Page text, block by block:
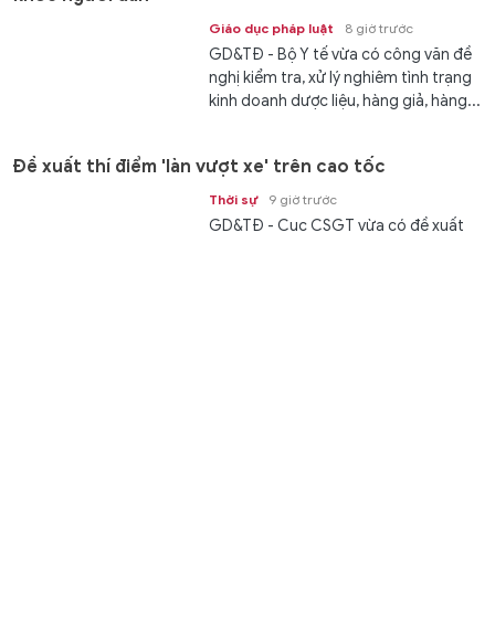
Giáo dục pháp luật 8 giờ trước
GD&TĐ - Bộ Y tế vừa có công văn đề
nghị kiểm tra, xử lý nghiêm tình trạng
kinh doanh dược liệu, hàng giả, hàng...
Đề xuất thí điểm 'làn vượt xe' trên cao tốc
Thời sự 9 giờ trước
GD&TĐ - Cục CSGT vừa có đề xuất